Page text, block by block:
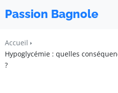
Passion Bagnole
Accueil
Hypoglycémie : quelles
?